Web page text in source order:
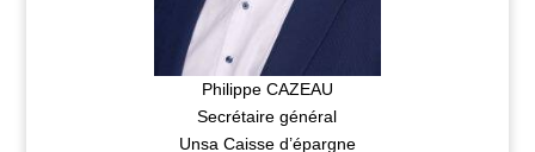
Philippe CAZEAU
Secrétaire général
Unsa Caisse d’épargne